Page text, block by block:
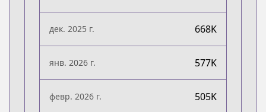
дек. 2025 г. 668K
янв. 2026 г. 577K
февр. 2026 г. 505K